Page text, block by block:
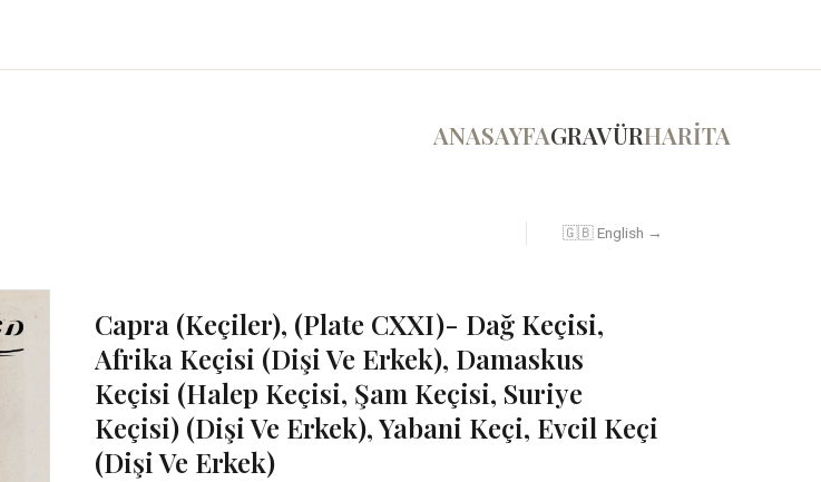
ANASAYFAGRAVÜRHARİTA
🇬🇧 English →
Capra (Keçiler), (Plate CXXI)- Dağ Keçisi,
Afrika Keçisi (Dişi Ve Erkek), Damaskus
Keçisi (Halep Keçisi, Şam Keçisi, Suriye
Keçisi) (Dişi Ve Erkek), Yabani Keçi, Evcil Keçi
(Dişi Ve Erkek)